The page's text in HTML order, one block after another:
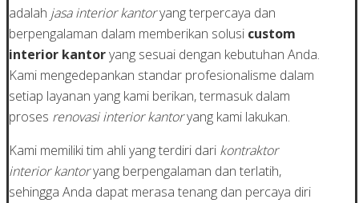
adalah jasa interior kantoryang terpercaya dan
berpengalaman dalam memberikan solusi custom
interior kantoryang sesuai dengan kebutuhan Anda.
Kami mengedepankan standar profesionalisme dalam
setiap layanan yang kami berikan, termasuk dalam
proses renovasi interior kantoryang kami lakukan.
Kami memiliki tim ahli yang terdiri dari kontraktor
interior kantoryang berpengalaman dan terlatih,
sehingga Anda dapat merasa tenang dan percaya diri